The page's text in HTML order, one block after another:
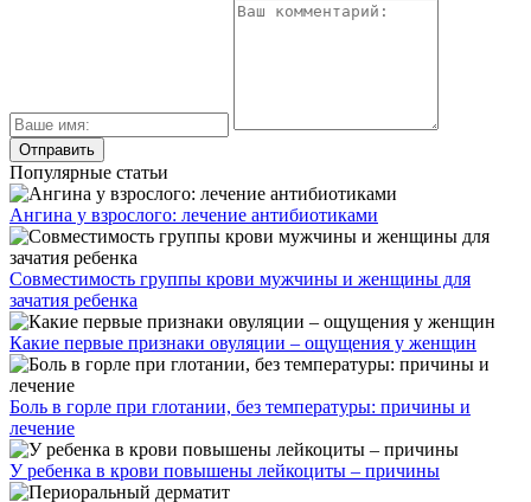
Популярные статьи
Ангина у взрослого: лечение антибиотиками
Совместимость группы крови мужчины и женщины для
зачатия ребенка
Какие первые признаки овуляции – ощущения у женщин
Боль в горле при глотании, без температуры: причины и
лечение
У ребенка в крови повышены лейкоциты – причины